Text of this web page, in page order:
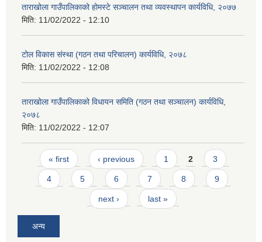
ताराखोला गाउँपालिकाको होमस्टे सञ्चालन तथा व्यवस्थापन कार्यविधि, २०७७
मिति: 11/02/2022 - 12:10
टोल विकास संस्था (गठन तथा परिचालन) कार्यविधि, २०७८
मिति: 11/02/2022 - 12:08
ताराखोला गाउँपालिकाको विधायन समिति (गठन तथा सञ्चालन) कार्यविधि,
२०७८
मिति: 11/02/2022 - 12:07
Pages
« first ‹ previous 1 2 3
4 5 6 7 8 9
next › last »
अन्य